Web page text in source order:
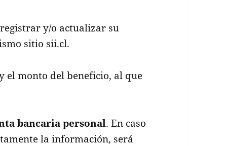
y/o actualizar su
sitio sii.cl.
el monto del beneficio, al que
bancaria personal. En caso
la información, será